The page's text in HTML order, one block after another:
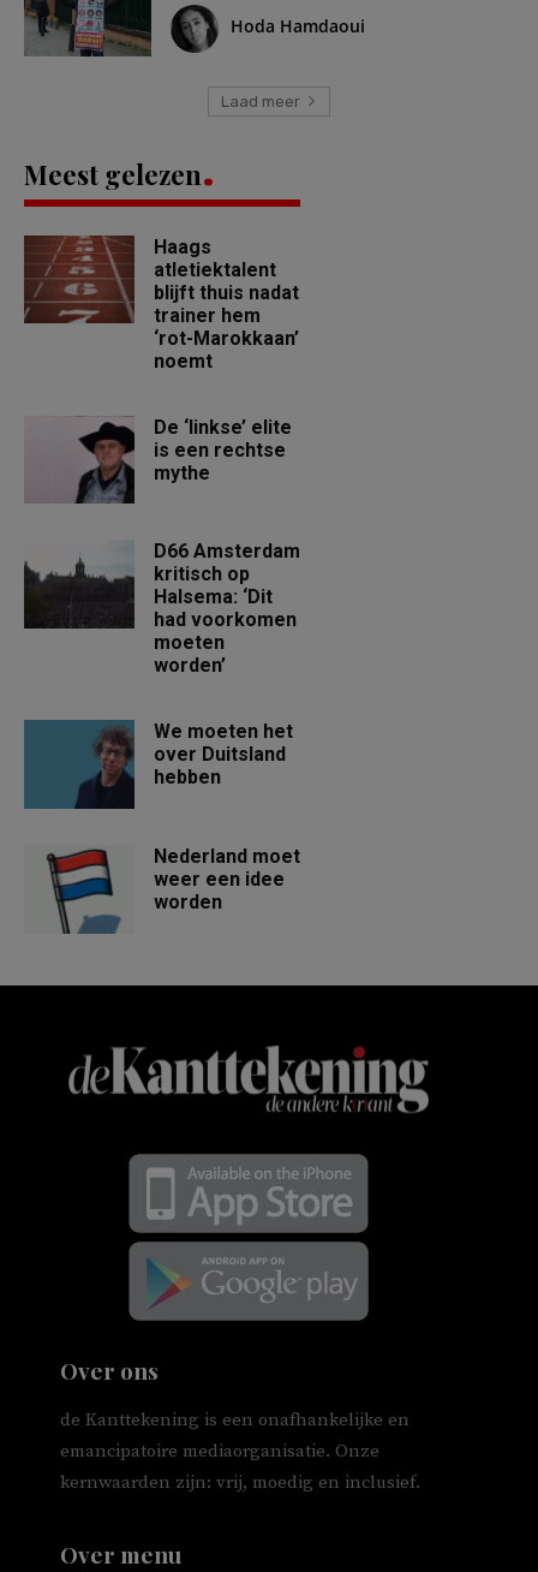
Hoda Hamdaoui
Laad meer
Meest gelezen
Haags
atletiektalent
blijft thuis nadat
trainer hem
‘rot-Marokkaan’
noemt
De ‘linkse’ elite
is een rechtse
mythe
D66 Amsterdam
kritisch op
Halsema: ‘Dit
had voorkomen
moeten
worden’
We moeten het
over Duitsland
hebben
Nederland moet
weer een idee
worden
Over ons
de Kanttekening is een onafhankelijke en
emancipatoire mediaorganisatie. Onze
kernwaarden zijn: vrij, moedig en inclusief.
Over menu